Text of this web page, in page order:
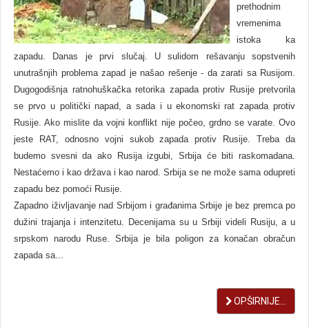
prethodnim
vremenima
istoka ka
zapadu. Danas je prvi slučaj. U sulidom rešavanju sopstvenih
unutrašnjih problema zapad je našao rešenje - da zarati sa Rusijom.
Dugogodišnja ratnohuškačka retorika zapada protiv Rusije pretvorila
se prvo u politički napad, a sada i u ekonomski rat zapada protiv
Rusije. Ako mislite da vojni konflikt nije počeo, grdno se varate. Ovo
jeste RAT, odnosno vojni sukob zapada protiv Rusije. Treba da
budemo svesni da ako Rusija izgubi, Srbija će biti raskomadana.
Nestaćemo i kao država i kao narod. Srbija se ne može sama odupreti
zapadu bez pomoći Rusije.
Zapadno iživljavanje nad Srbijom i građanima Srbije je bez premca po
dužini trajanja i intenzitetu. Decenijama su u Srbiji videli Rusiju, a u
srpskom narodu Ruse. Srbija je bila poligon za konačan obračun
zapada sa...
OPŠIRNIJE...